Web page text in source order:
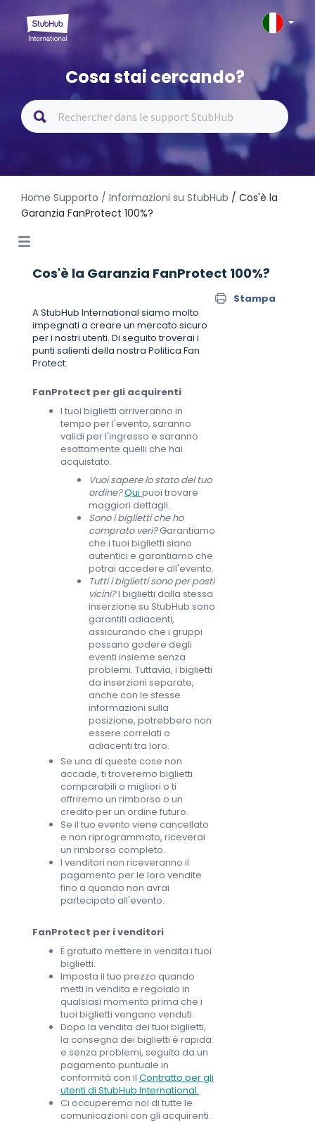
Cosa stai cercando?
Home Supporto / Informazioni su StubHub / Cos'è la
Garanzia FanProtect 100%?
Cos'è la Garanzia FanProtect 100%?
Stampa
A StubHub International siamo molto
impegnati a creare un mercato sicuro
per i nostri utenti. Di seguito troverai i
punti salienti della nostra Politica Fan
Protect.
FanProtect per gli acquirenti
I tuoi biglietti arriveranno in
tempo per l'evento, saranno
validi per l'ingresso e saranno
esattamente quelli che hai
acquistato.
Vuoi sapere lo stato del tuo
ordine?Qui puoi trovare
maggiori dettagli.
Sono i biglietti che ho
comprato veri?Garantiamo
che i tuoi biglietti siano
autentici e garantiamo che
potrai accedere all'evento.
Tutti i biglietti sono per posti
vicini?I biglietti dalla stessa
inserzione su StubHub sono
garantiti adiacenti,
assicurando che i gruppi
possano godere degli
eventi insieme senza
problemi. Tuttavia, i biglietti
da inserzioni separate,
anche con le stesse
informazioni sulla
posizione, potrebbero non
essere correlati o
adiacenti tra loro.
Se una di queste cose non
accade, ti troveremo biglietti
comparabili o migliori o ti
offriremo un rimborso o un
credito per un ordine futuro.
Se il tuo evento viene cancellato
e non riprogrammato, riceverai
un rimborso completo.
I venditori non riceveranno il
pagamento per le loro vendite
fino a quando non avrai
partecipato all'evento.
FanProtect per i venditori
È gratuito mettere in vendita i tuoi
biglietti.
Imposta il tuo prezzo quando
metti in vendita e regolalo in
qualsiasi momento prima che i
tuoi biglietti vengano venduti.
Dopo la vendita dei tuoi biglietti,
la consegna dei biglietti è rapida
e senza problemi, seguita da un
pagamento puntuale in
conformità con il Contratto per gli
utenti di StubHub International.
Ci occuperemo noi di tutte le
comunicazioni con gli acquirenti.